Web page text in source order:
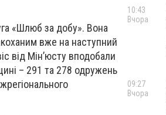
«Шлюб за добу». Вона
вже на наступний
від Мін’юсту вподобали
– 291 та 278 одружень
10:43
Вчора
09:27
Вчора